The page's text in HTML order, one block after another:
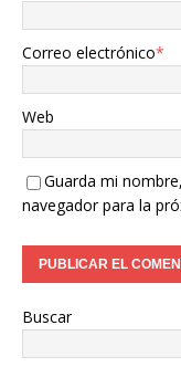
Correo electrónico*
Web
Guarda mi
navegador para la
Buscar